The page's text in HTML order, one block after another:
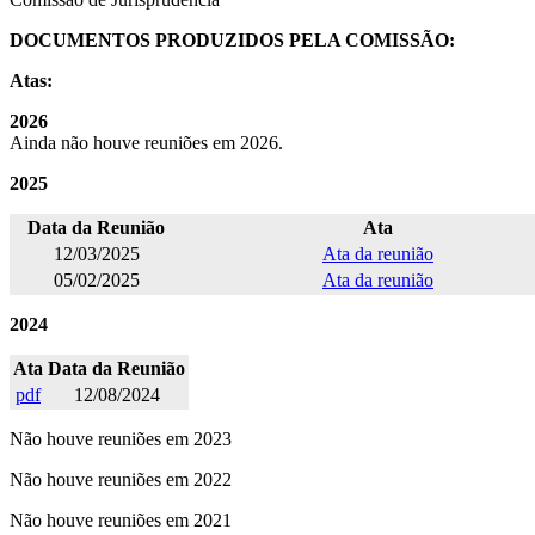
DOCUMENTOS PRODUZIDOS PELA COMISSÃO:
Atas:
2026
Ainda não houve reuniões em 2026.
2025
Data da Reunião
Ata
12/03/2025
Ata da reunião
05/02/2025
Ata da reunião
2024
Ata Data da Reunião
pdf
12/08/2024
Não houve reuniões em 2023
Não houve reuniões em 2022
Não houve reuniões em 2021